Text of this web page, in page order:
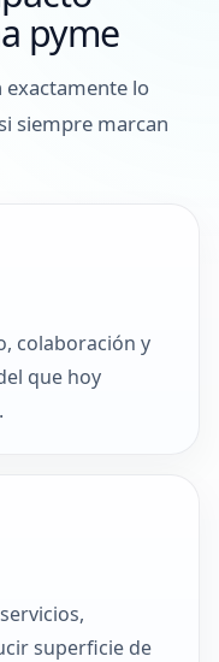
pyme
exactamente lo
siempre marcan
colaboración y
que hoy
superficie de